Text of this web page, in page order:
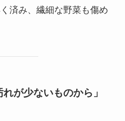
済み、繊細な野菜も傷め
が少ないものから」